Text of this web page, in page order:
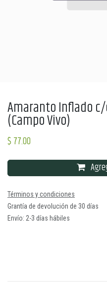
Amaranto Inflado
(Campo Vivo)
$77.00
Términos y condiciones
Grantía de devolución de 30 días
Envío: 2-3 días hábiles